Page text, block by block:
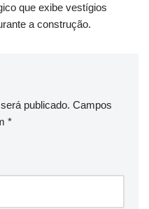
que exibe vestígios
a construção.
publicado. Campos
*